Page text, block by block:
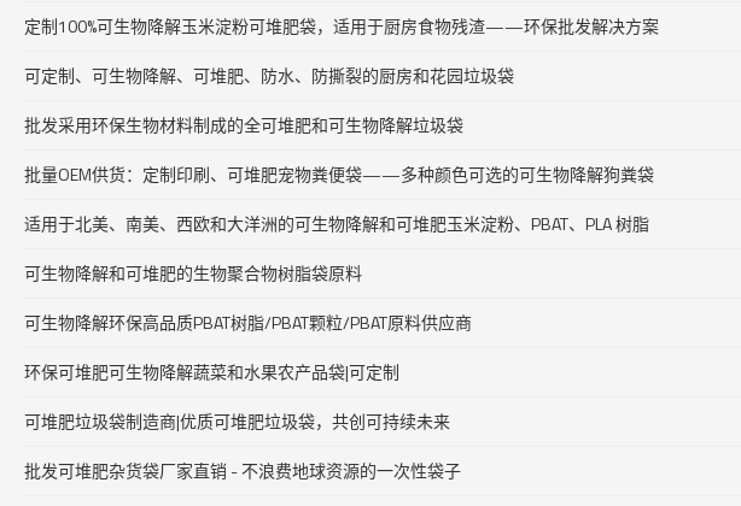
定制100%可生物降解玉米淀粉可堆肥袋，适用于厨房食物残渣——环保批发解决方案
可定制、可生物降解、可堆肥、防水、防撕裂的厨房和花园垃圾袋
批发采用环保生物材料制成的全可堆肥和可生物降解垃圾袋
批量OEM供货：定制印刷、可堆肥宠物粪便袋——多种颜色可选的可生物降解狗粪袋
适用于北美、南美、西欧和大洋洲的可生物降解和可堆肥玉米淀粉、PBAT、PLA 树脂
可生物降解和可堆肥的生物聚合物树脂袋原料
可生物降解环保高品质PBAT树脂/PBAT颗粒/PBAT原料供应商
环保可堆肥可生物降解蔬菜和水果农产品袋|可定制
可堆肥垃圾袋制造商|优质可堆肥垃圾袋，共创可持续未来
批发可堆肥杂货袋厂家直销 - 不浪费地球资源的一次性袋子